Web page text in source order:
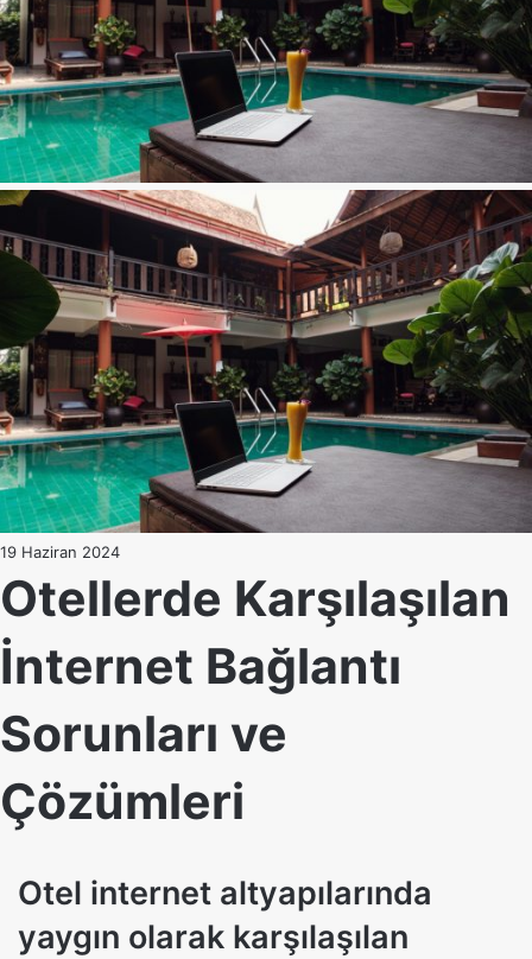
19 Haziran 2024
Otellerde Karşılaşılan
İnternet Bağlantı
Sorunları ve
Çözümleri
Otel internet altyapılarında
yaygın olarak karşılaşılan